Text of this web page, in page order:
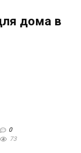
дома в
0
73